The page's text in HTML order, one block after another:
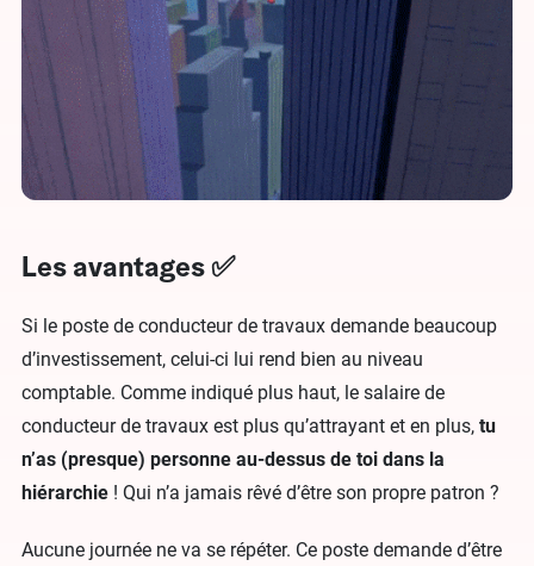
Les avantages ✅
Si le poste de conducteur de travaux demande beaucoup
d’investissement, celui-ci lui rend bien au niveau
comptable. Comme indiqué plus haut, le salaire de
conducteur de travaux est plus qu’attrayant et en plus, tu
n’as (presque) personne au-dessus de toi dans la
hiérarchie ! Qui n’a jamais rêvé d’être son propre patron ?
Aucune journée ne va se répéter. Ce poste demande d’être